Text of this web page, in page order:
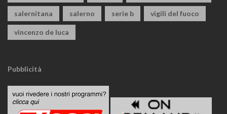
salernitana salerno serie b vigili del fuoco
vincenzo de luca
Pubblicità